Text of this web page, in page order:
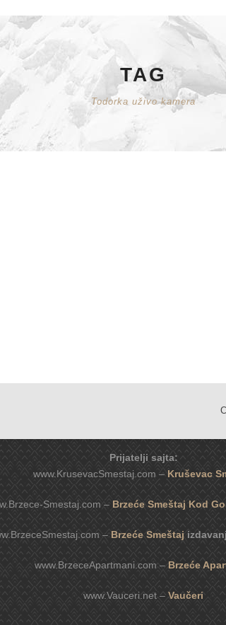
TAG
Todorka uživo kamera
Prijatelji sajta:
www.KrusevacSmestaj.com – Kruševac
Smestaj.com – Brzeće Smeštaj Kod
– Brzeće Smeštaj
www.BrzeceApartmani.com – Brzeće
www.Vauceri.net – Vaučeri